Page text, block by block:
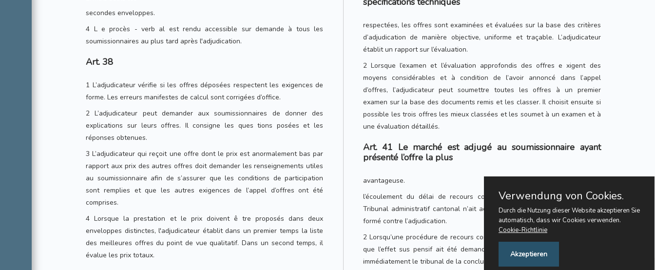
secondes enveloppes.
4 L e procès - verb al est rendu accessible sur demande à tous les
soumissionnaires au plus tard après l'adjudication.
Art. 38
1 L’adjudicateur vérifie si les offres déposées respectent les exigences de
forme. Les erreurs manifestes de calcul sont corrigées d’office.
2 L’adjudicateur peut demander aux soumissionnaires de donner des
explications sur leurs offres. Il consigne les ques tions posées et les
réponses obtenues.
3 L’adjudicateur qui reçoit une offre dont le prix est anormalement bas par
rapport aux prix des autres offres doit demander les renseignements utiles
au soumissionnaire afin de s’assurer que les conditions de participation
sont remplies et que les autres exigences de l’appel d’offres ont été
comprises.
4 Lorsque la prestation et le prix doivent ê tre proposés dans deux
enveloppes distinctes, l'adjudicateur établit dans un premier temps la liste
des meilleures offres du point de vue qualitatif. Dans un second temps, il
évalue les prix totaux.
respectées, les offres sont examinées et évaluées sur la base des critères
d’adjudication de manière objective, uniforme et traçable. L’adjudicateur
établit un rapport sur l’évaluation.
2 Lorsque l’examen et l’évaluation approfondis des offres e xigent des
moyens considérables et à condition de l’avoir annoncé dans l’appel
d’offres, l’adjudicateur peut soumettre toutes les offres à un premier
examen sur la base des documents remis et les classer. Il choisit ensuite si
possible les trois offres les mieux classées et les soumet à un examen et à
une évaluation détaillés.
Art. 41 Le marché est adjugé au soumissionnaire ayant
présenté l’offre la plus
avantageuse.
l’écoulement du délai de recours contre l’adjudication, à moins que le
Tribunal administratif cantonal n’ait accordé l’effet suspensif à un recours
formé contre l’adjudication.
2 Lorsqu’une procédure de recours contre l’adjudication est pendante sans
que l’effet sus pensif ait été demandé ou octroyé, l’adjudicateur informe
immédiatement le tribunal de la conclusion du contrat.
Verwendung von Cookies.
Durch die Nutzung dieser Website akzeptieren Sie
automatisch, dass wir Cookies verwenden.
Cookie-Richtlinie
Akzeptieren